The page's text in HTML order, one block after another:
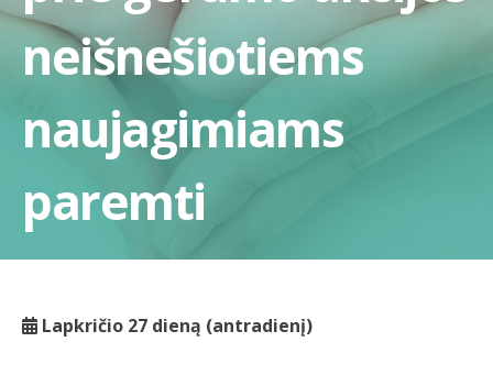
neišnešiotiems
naujagimiams
paremti
Lapkričio 27 dieną (antradienį)